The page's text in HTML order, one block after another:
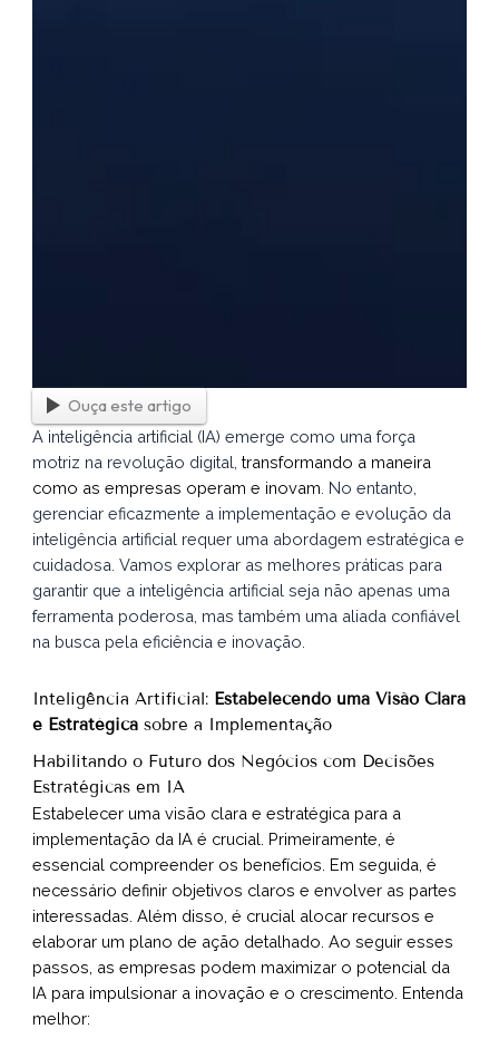
Ouça este artigo
A inteligência artificial (IA) emerge como uma força
motriz na revolução digital,transformando a maneira
como as empresas operam e inovam . No entanto,
gerenciar eficazmente a implementação e evolução da
inteligência artificial requer uma abordagem estratégica e
cuidadosa. Vamos explorar as melhores práticas para
garantir que a inteligência artificial seja não apenas uma
ferramenta poderosa, mas também uma aliada confiável
na busca pela eficiência e inovação.
Inteligência Artificial: Estabelecendo uma Visão Clara
e Estratégica sobre a Implementação
Habilitando o Futuro dos Negócios com Decisões
Estratégicas em IA
Estabelecer uma visão clara e estratégica para a
implementação da IA é crucial. Primeiramente, é
essencial compreender os benefícios. Em seguida, é
necessário definir objetivos claros e envolver as partes
interessadas. Além disso, é crucial alocar recursos e
elaborar um plano de ação detalhado. Ao seguir esses
passos, as empresas podem maximizar o potencial da
IA para impulsionar a inovação e o crescimento. Entenda
melhor: